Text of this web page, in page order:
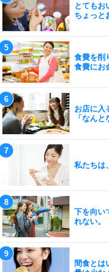
とてもお
ちょっと
食費を削
食費にお
お店に入
「なんと
私たちは
下を向い
れない。
間食とは